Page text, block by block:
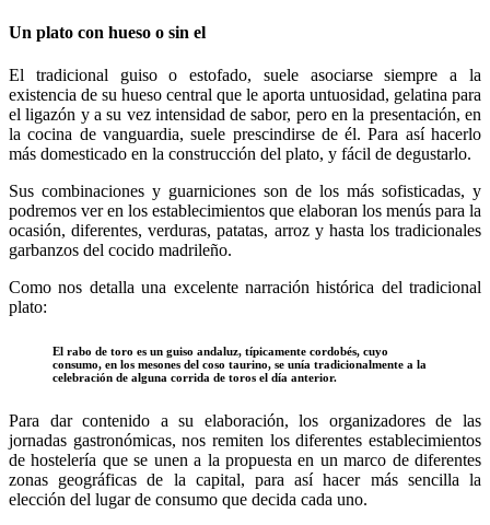
Un plato con hueso o sin el
El tradicional guiso o estofado, suele asociarse siempre a la
existencia de su hueso central que le aporta untuosidad, gelatina para
el ligazón y a su vez intensidad de sabor, pero en la presentación, en
la cocina de vanguardia, suele prescindirse de él. Para así hacerlo
más domesticado en la construcción del plato, y fácil de degustarlo.
Sus combinaciones y guarniciones son de los más sofisticadas, y
podremos ver en los establecimientos que elaboran los menús para la
ocasión, diferentes, verduras, patatas, arroz y hasta los tradicionales
garbanzos del cocido madrileño.
Como nos detalla una excelente narración histórica del tradicional
plato:
El rabo de toro es un guiso andaluz, típicamente cordobés, cuyo
consumo, en los mesones del coso taurino, se unía tradicionalmente a la
celebración de alguna corrida de toros el día anterior.
Para dar contenido a su elaboración, los organizadores de las
jornadas gastronómicas, nos remiten los diferentes establecimientos
de hostelería que se unen a la propuesta en un marco de diferentes
zonas geográficas de la capital, para así hacer más sencilla la
elección del lugar de consumo que decida cada uno.